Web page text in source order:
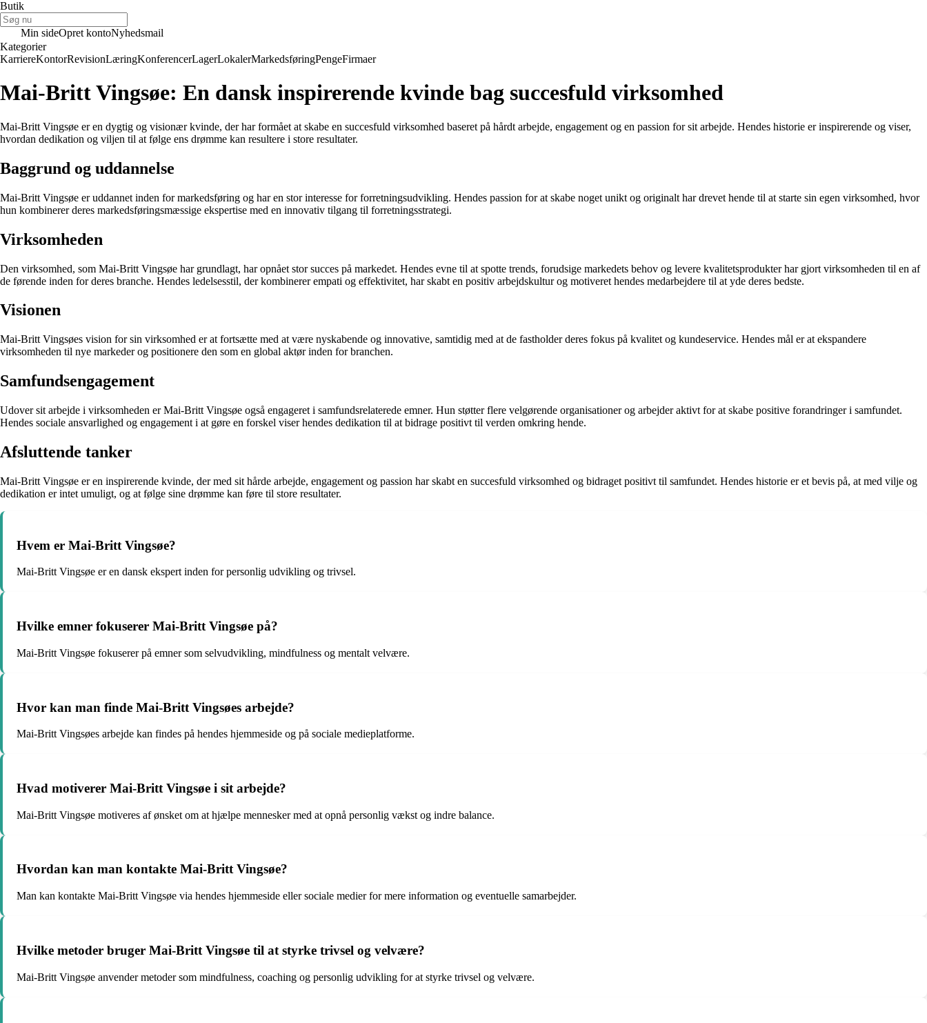
Butik
Min sideOpret kontoNyhedsmail
Kategorier
KarriereKontorRevisionLæringKonferencerLagerLokalerMarkedsføringPengeFirmaer
Mai-Britt Vingsøe: En dansk inspirerende kvinde bag succesfuld virksomhed
Mai-Britt Vingsøe er en dygtig og visionær kvinde, der har formået at skabe en succesfuld virksomhed baseret på hårdt arbejde, engagement og en passion for sit arbejde. Hendes historie er inspirerende og viser,
hvordan dedikation og viljen til at følge ens drømme kan resultere i store resultater.
Baggrund og uddannelse
Mai-Britt Vingsøe er uddannet inden for markedsføring og har en stor interesse for forretningsudvikling. Hendes passion for at skabe noget unikt og originalt har drevet hende til at starte sin egen virksomhed, hvor
hun kombinerer deres markedsføringsmæssige ekspertise med en innovativ tilgang til forretningsstrategi.
Virksomheden
Den virksomhed, som Mai-Britt Vingsøe har grundlagt, har opnået stor succes på markedet. Hendes evne til at spotte trends, forudsige markedets behov og levere kvalitetsprodukter har gjort virksomheden til en af
de førende inden for deres branche. Hendes ledelsesstil, der kombinerer empati og effektivitet, har skabt en positiv arbejdskultur og motiveret hendes medarbejdere til at yde deres bedste.
Visionen
Mai-Britt Vingsøes vision for sin virksomhed er at fortsætte med at være nyskabende og innovative, samtidig med at de fastholder deres fokus på kvalitet og kundeservice. Hendes mål er at ekspandere
virksomheden til nye markeder og positionere den som en global aktør inden for branchen.
Samfundsengagement
Udover sit arbejde i virksomheden er Mai-Britt Vingsøe også engageret i samfundsrelaterede emner. Hun støtter flere velgørende organisationer og arbejder aktivt for at skabe positive forandringer i samfundet.
Hendes sociale ansvarlighed og engagement i at gøre en forskel viser hendes dedikation til at bidrage positivt til verden omkring hende.
Afsluttende tanker
Mai-Britt Vingsøe er en inspirerende kvinde, der med sit hårde arbejde, engagement og passion har skabt en succesfuld virksomhed og bidraget positivt til samfundet. Hendes historie er et bevis på, at med vilje og
dedikation er intet umuligt, og at følge sine drømme kan føre til store resultater.
Hvem er Mai-Britt Vingsøe?
Mai-Britt Vingsøe er en dansk ekspert inden for personlig udvikling og trivsel.
Hvilke emner fokuserer Mai-Britt Vingsøe på?
Mai-Britt Vingsøe fokuserer på emner som selvudvikling, mindfulness og mentalt velvære.
Hvor kan man finde Mai-Britt Vingsøes arbejde?
Mai-Britt Vingsøes arbejde kan findes på hendes hjemmeside og på sociale medieplatforme.
Hvad motiverer Mai-Britt Vingsøe i sit arbejde?
Mai-Britt Vingsøe motiveres af ønsket om at hjælpe mennesker med at opnå personlig vækst og indre balance.
Hvordan kan man kontakte Mai-Britt Vingsøe?
Man kan kontakte Mai-Britt Vingsøe via hendes hjemmeside eller sociale medier for mere information og eventuelle samarbejder.
Hvilke metoder bruger Mai-Britt Vingsøe til at styrke trivsel og velvære?
Mai-Britt Vingsøe anvender metoder som mindfulness, coaching og personlig udvikling for at styrke trivsel og velvære.